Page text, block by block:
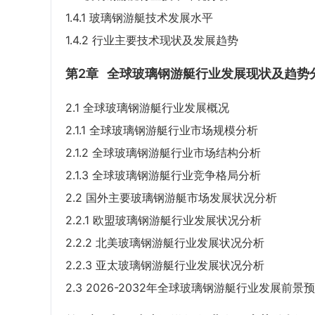
1.4.1 玻璃钢游艇技术发展水平
1.4.2 行业主要技术现状及发展趋势
第2章 全球玻璃钢游艇行业发展现状及趋势
2.1 全球玻璃钢游艇行业发展概况
2.1.1 全球玻璃钢游艇行业市场规模分析
2.1.2 全球玻璃钢游艇行业市场结构分析
2.1.3 全球玻璃钢游艇行业竞争格局分析
2.2 国外主要玻璃钢游艇市场发展状况分析
2.2.1 欧盟玻璃钢游艇行业发展状况分析
2.2.2 北美玻璃钢游艇行业发展状况分析
2.2.3 亚太玻璃钢游艇行业发展状况分析
2.3 2026-2032年全球玻璃钢游艇行业发展前景